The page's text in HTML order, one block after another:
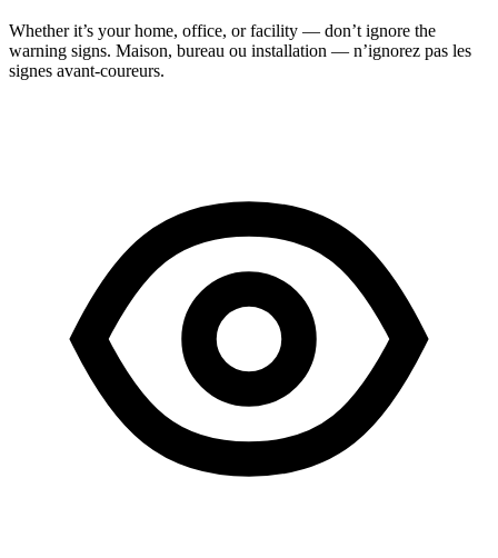
Whether it’s your home, office, or facility — don’t ignore the
warning signs. Maison, bureau ou installation — n’ignorez pas les
signes avant-coureurs.